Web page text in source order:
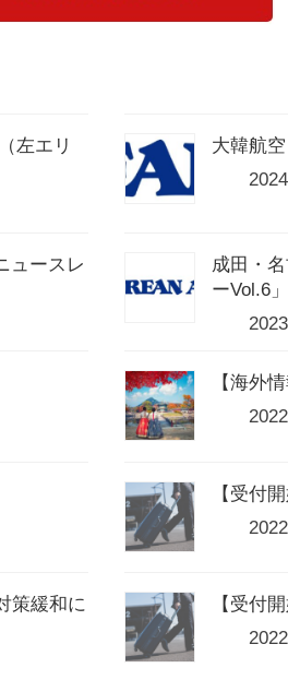
左エリ
大韓航
ュースレ
成田・
ーVol.6」
【海外
【受付
策緩和に
【受付